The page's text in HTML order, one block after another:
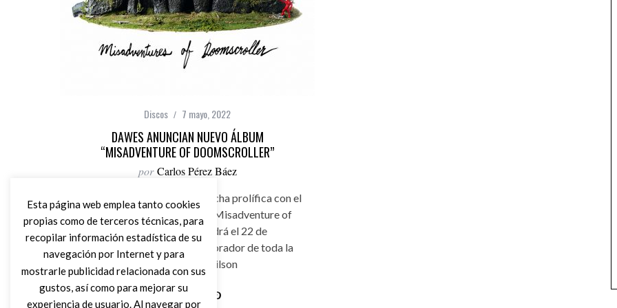
Discos 7 mayo, 2022
DAWES ANUNCIAN NUEVO ÁLBUM
“MISADVENTURE OF DOOMSCROLLER”
por Carlos Pérez Báez
Dawes continúa su reciente racha prolífica con el
anuncio de su nuevo álbum “Misadventure of
Doomscroller”, que saldrá el 22 de
julio. Producido por el colaborador de toda la
vida Jonathan Wilson
Esta página web emplea tanto cookies
propias como de terceros técnicas, para
recopilar información estadística de su
navegación por Internet y para
mostrarle publicidad relacionada con sus
gustos, así como para mejorar su
experiencia de usuario. Al navegar por